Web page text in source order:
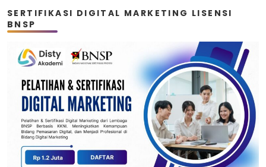
SERTIFIKASI DIGITAL MARKETING LISENSI
BNSP